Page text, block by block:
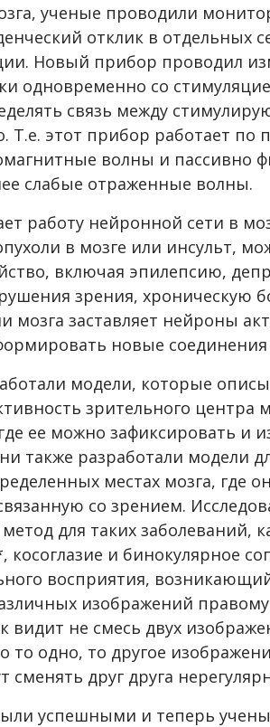
ученые проводили
отклик в отдельных
Новый прибор проводил
одновременно со
связь между
Т.е. этот прибор работает по
волны и пассивно
слабые отраженные волны.
работу нейронной сети в
в мозге или инсульт,
включая эпилепсию,
зрения, хроническую
мозга заставляет нейроны
новые
модели, которые
зрительного центра
ее можно зафиксировать и
также разработали модели
местах мозга, где
со зрением.
для таких заболеваний,
косоглазие и бинокулярное
восприятия,
изображений правому
видит не смесь двух
то одно, то другое
сменять друг друга
успешными и теперь